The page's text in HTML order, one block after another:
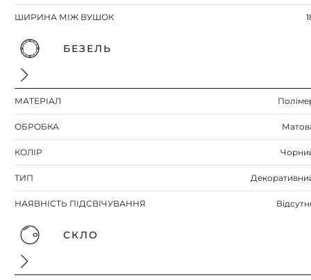
ШИРИНА МІЖ ВУШОК
БЕЗЕЛЬ
МАТЕРІАЛ
ОБРОБКА
КОЛІР
ТИП
НАЯВНІСТЬ ПІДСВІЧУВАННЯ
СКЛО